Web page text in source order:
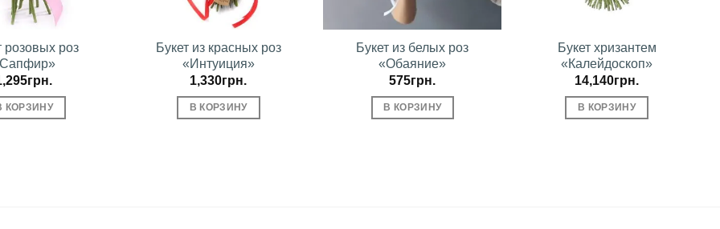
розовых роз
грн.
КОРЗИНУ
Букет из красных роз
«Интуиция»
1,330грн.
В КОРЗИНУ
Букет из белых роз
«Обаяние»
575грн.
В КОРЗИНУ
Букет хризантем
«Калейдоскоп»
14,140грн.
В КОРЗИНУ